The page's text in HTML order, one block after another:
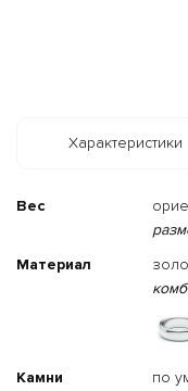
Характеристики
Вес
Материал
Камни по